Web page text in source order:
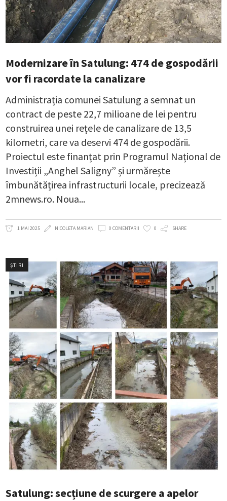
Modernizare în Satulung: 474 de gospodării
vor fi racordate la canalizare
Administrația comunei Satulung a semnat un
contract de peste 22,7 milioane de lei pentru
construirea unei rețele de canalizare de 13,5
kilometri, care va deservi 474 de gospodării.
Proiectul este finanțat prin Programul Național de
Investiții „Anghel Saligny” și urmărește
îmbunătățirea infrastructurii locale, precizează
2mnews.ro. Noua
1 MAI 2025 NICOLETA MARIAN 0 COMENTARII 0 SHARE
ȘTIRI
Satulung: secțiune de scurgere a apelor